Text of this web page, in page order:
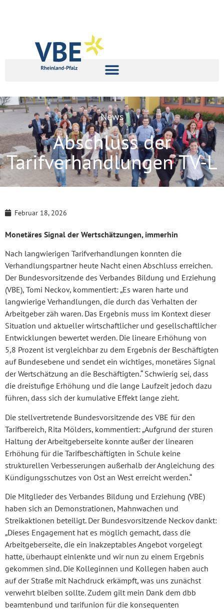
News
Abschluss der
Tarifverhandlungen TV-L
Februar 18, 2026
Monetäres Signal der Wertschätzungen, immerhin
Nach langwierigen Tarifverhandlungen konnten die
Verhandlungspartner heute Nacht einen Abschluss erreichen.
Der Bundesvorsitzende des Verbandes Bildung und Erziehung
(VBE), Tomi Neckov, kommentiert: „Es waren harte und
langwierige Verhandlungen, die durch das Verhalten der
Arbeitgeber zäh waren. Das Ergebnis muss im Kontext dieser
Situation und aktueller wirtschaftlicher und gesellschaftlicher
Entwicklungen bewertet werden. Die lineare Erhöhung von
5,8 Prozent ist vergleichbar zu dem Ergebnis der Beschäftigten
auf Bundesebene und sendet ein wichtiges, monetäres Signal
der Wertschätzung an die Beschäftigten.“ Schwierig sei, dass
die dreistufige Erhöhung und die lange Laufzeit jedoch dazu
führen, dass sich der kumulative Effekt lange zieht.
Die stellvertretende Bundesvorsitzende des VBE für den
Tarifbereich, Rita Mölders, kommentiert: „Aufgrund der sturen
Haltung der Arbeitgeberseite konnte außer der linearen
Erhöhung für die Tarifbeschäftigten in Schule keine
strukturellen Verbesserungen außerhalb der Angleichung des
Kündigungsschutzes von Ost an West erreicht werden.“
Die Mitglieder des Verbandes Bildung und Erziehung (VBE)
haben sich an Demonstrationen, Mahnwachen und
Streikaktionen beteiligt. Der Bundesvorsitzende Neckov dankt:
„Dieses Engagement hat es möglich gemacht, dass die
Arbeitgeberseite, die ein inakzeptables Angebot vorgelegt
hatte, überhaupt einlenkte und wir nun zu einem Ergebnis
gekommen sind. Die Kolleginnen und Kollegen haben auch
auf der Straße mit Nachdruck erkämpft, was uns zunächst
verwehrt bleiben sollte. Zudem gilt mein Dank dem dbb
beamtenbund und tarifunion für die konsequenten